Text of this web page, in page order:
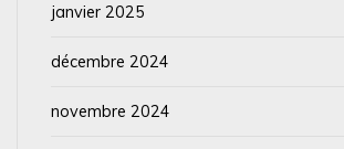
janvier 2025
décembre 2024
novembre 2024